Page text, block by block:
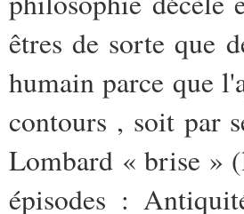
êtres de sorte que
humain parce que
contours , soit par
Lombard « brise »
épisodes :